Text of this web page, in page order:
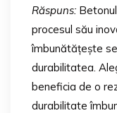
Răspuns:
procesul său
îmbunătățește
durabilitatea.
beneficia de o
durabilitate